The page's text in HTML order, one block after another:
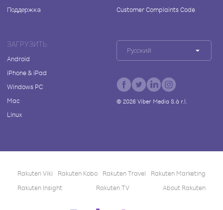
Поддержка
Customer Complaints Code
ЗАГРУЗИТЬ
Android
iPhone & iPad
Windows PC
Mac
Linux
Русский
© 2026Viber Media S.à r.l.
Rakuten Viki Rakuten Kobo Rakuten Travel
Rakuten Marketing
Rakuten Insight
Rakuten TV About Rakuten